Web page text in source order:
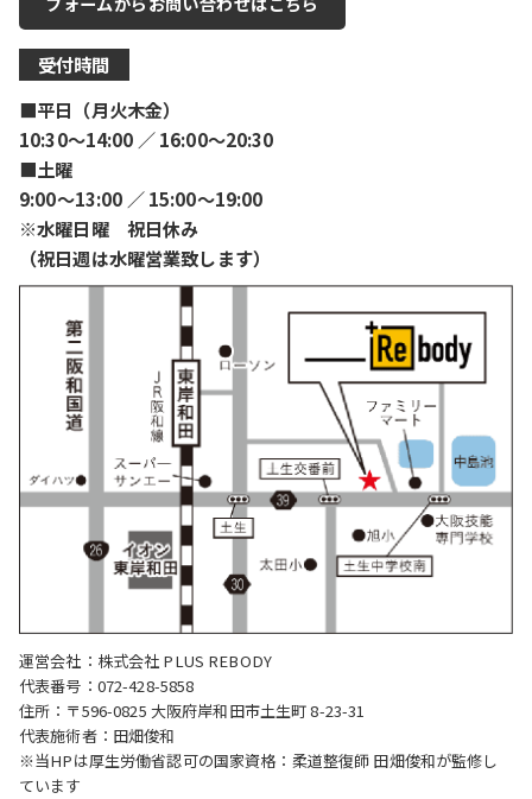
受付時間
■平日（月火木金）
10:30〜14:00 ／ 16:00〜20:30
■土曜
9:00〜13:00 ／ 15:00〜19:00
※水曜日曜 祝日休み
（祝日週は水曜営業致します）
運営会社：株式会社 PLUS REBODY
代表番号：072-428-5858
住所：〒596-0825 大阪府岸和田市土生町 8-23-31
代表施術者：田畑俊和
※当HPは厚生労働省認可の国家資格：柔道整復師 田畑俊和が監修し
ています